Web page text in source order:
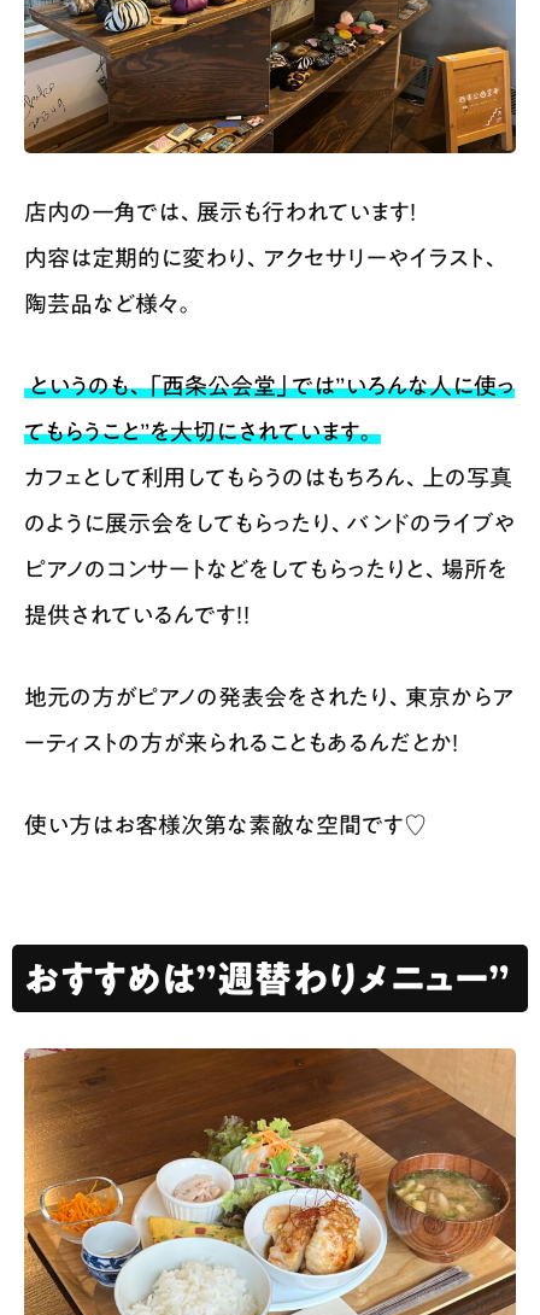
店内の一角では、展示も行われています！
内容は定期的に変わり、アクセサリーやイラスト、
陶芸品など様々。
というのも、「西条公会堂」では”いろんな人に使っ
てもらうこと”を大切にされています。
カフェとして利用してもらうのはもちろん、上の写真
のように展示会をしてもらったり、バンドのライブや
ピアノのコンサートなどをしてもらったりと、場所を
提供されているんです！！
地元の方がピアノの発表会をされたり、東京からア
ーティストの方が来られることもあるんだとか！
使い方はお客様次第な素敵な空間です♡
おすすめは”週替わりメニュー”